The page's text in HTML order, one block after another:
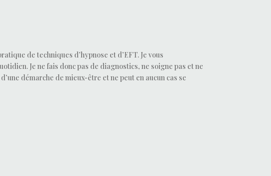
de techniques d’hypnose et d’EFT. Je vous
Je ne fais donc pas de diagnostics, ne soigne pas et ne
démarche de mieux-être et ne peut en aucun cas se